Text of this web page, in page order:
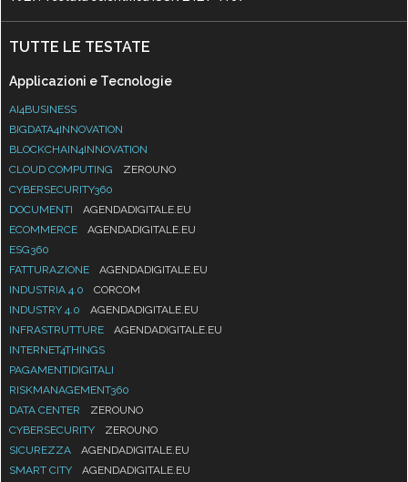
TUTTE LE TESTATE
Applicazioni e Tecnologie
AI4BUSINESS
BIGDATA4INNOVATION
BLOCKCHAIN4INNOVATION
CLOUD COMPUTING
ZEROUNO
CYBERSECURITY360
DOCUMENTI
AGENDADIGITALE.EU
ECOMMERCE
AGENDADIGITALE.EU
ESG360
FATTURAZIONE
AGENDADIGITALE.EU
INDUSTRIA 4.0
CORCOM
INDUSTRY 4.0
AGENDADIGITALE.EU
INFRASTRUTTURE
AGENDADIGITALE.EU
INTERNET4THINGS
PAGAMENTIDIGITALI
RISKMANAGEMENT360
DATA CENTER
ZEROUNO
CYBERSECURITY
ZEROUNO
SICUREZZA
AGENDADIGITALE.EU
SMART CITY
AGENDADIGITALE.EU